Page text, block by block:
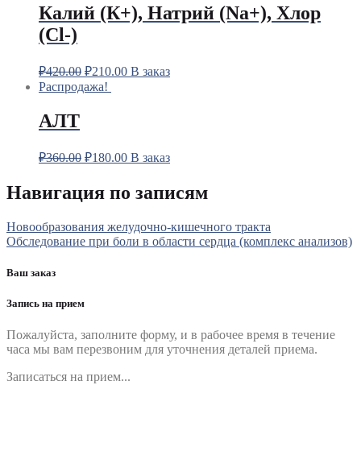
Калий (К+), Натрий (Na+), Хлор
(Сl-)
₽420.00 ₽210.00 В заказ
Распродажа!
АЛТ
₽360.00 ₽180.00 В заказ
Навигация по записям
Новообразования желудочно-кишечного тракта
Обследование при боли в области сердца (комплекс анализов)
Ваш заказ
Запись на прием
Пожалуйста, заполните форму, и в рабочее время в течение
часа мы вам перезвоним для уточнения деталей приема.
Записаться на прием...